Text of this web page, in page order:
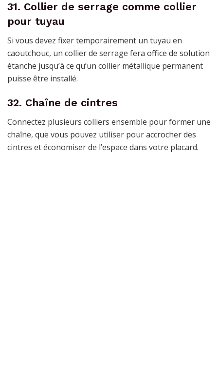
31. Collier de serrage comme collier
pour tuyau
Si vous devez fixer temporairement un tuyau en
caoutchouc, un collier de serrage fera office de solution
étanche jusqu’à ce qu’un collier métallique permanent
puisse être installé.
32. Chaîne de cintres
Connectez plusieurs colliers ensemble pour former une
chaîne, que vous pouvez utiliser pour accrocher des
cintres et économiser de l’espace dans votre placard.